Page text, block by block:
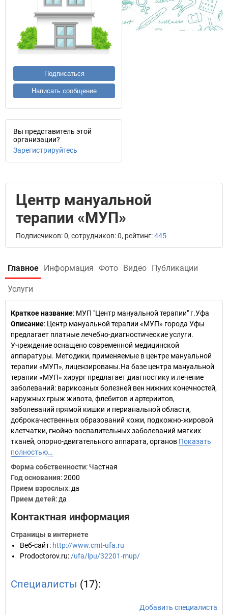
Подписаться
Написать сообщение
Вы представитель этой
организации?
Зарегистрируйтесь
Центр мануальной
терапии «МУП»
Подписчиков: 0, сотрудников: 0, рейтинг:445
Главное Информация Фото Видео Публикации
Услуги
Краткое название: МУП "Центр мануальной терапии" г.Уфа
Описание: Центр мануальной терапии «МУП» города Уфы
предлагает платные лечебно-диагностические услуги.
Учреждение оснащено современной медицинской
аппаратуры. Методики, применяемые в центре мануальной
терапии «МУП», лицензированы.На базе центра мануальной
терапии «МУП» хирург предлагает диагностику и лечение
заболеваний: варикозных болезней вен нижних конечностей,
наружных грыж живота, флебитов и артериитов,
заболеваний прямой кишки и перианальной области,
доброкачественных образований кожи, подкожно-жировой
клетчатки, гнойно-воспалительных заболеваний мягких
тканей, опорно-двигательного аппарата, органов Показать
полностью…
Форма собственности: Частная
Год основания:2000
Прием взрослых: да
Прием детей: да
Контактная информация
Страницы в интернете
Веб-сайт: http://www.cmt-ufa.ru
Prodoctorov.ru: /ufa/lpu/32201-mup/
Специалисты (17):
Добавить специалиста